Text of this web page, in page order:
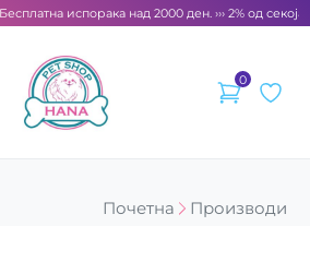
испорака над 2000 ден. ››› 2% од секоја
0
Почетна
Производи